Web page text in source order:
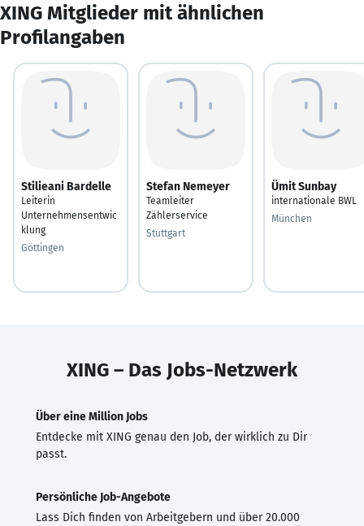
XING Mitglieder mit ähnlichen
Profilangaben
Stilieani Bardelle
Leiterin
Unternehmensentwic
klung
Göttingen
Stefan Nemeyer
Teamleiter
Zählerservice
Stuttgart
Ümit Sunbay
internationale BWL
München
XING – Das Jobs-Netzwerk
Über eine Million Jobs
Entdecke mit XING genau den Job, der wirklich zu Dir
passt.
Persönliche Job-Angebote
Lass Dich finden von Arbeitgebern und über 20.000